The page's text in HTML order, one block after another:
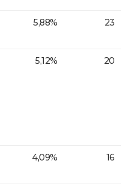
5,88% 23
5,12% 20
4,09% 16